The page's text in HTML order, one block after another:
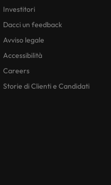
Investitori
Dacci un feedback
Avviso legale
Accessibilità
Careers
Storie di Clienti e Candidati